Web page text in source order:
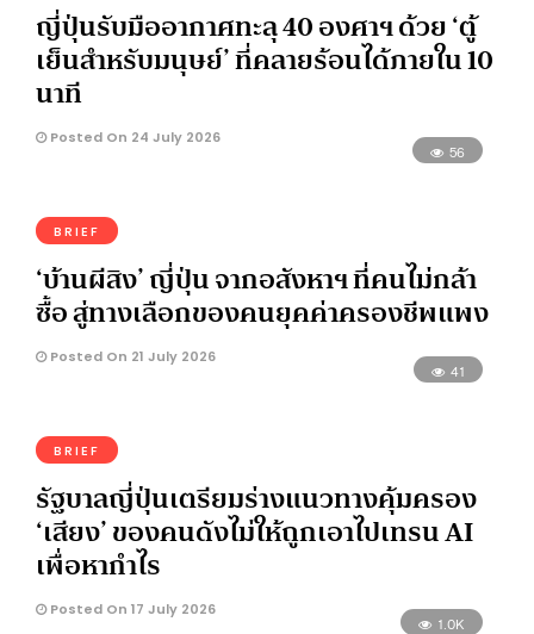
ญี่ปุ่นรับมืออากาศทะลุ 40 องศาฯ ด้วย ‘ตู้
เย็นสำหรับมนุษย์’ ที่คลายร้อนได้ภายใน 10
นาที
Posted On 24 July 2026
56
BRIEF
‘บ้านผีสิง’ ญี่ปุ่น จากอสังหาฯ ที่คนไม่กล้า
ซื้อ สู่ทางเลือกของคนยุคค่าครองชีพแพง
Posted On 21 July 2026
41
BRIEF
รัฐบาลญี่ปุ่นเตรียมร่างแนวทางคุ้มครอง
‘เสียง’ ของคนดังไม่ให้ถูกเอาไปเทรน AI
เพื่อหากำไร
Posted On 17 July 2026
1.0K